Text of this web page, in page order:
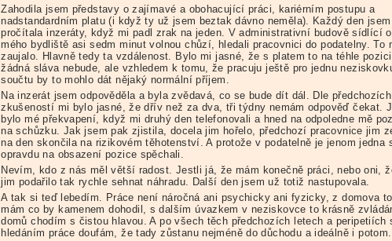
Zahodila jsem představy o zajímavé a obohacující práci, kariérním postupu a
nadstandardním platu (i když ty už jsem beztak dávno neměla). Každý den jsem
pročítala inzeráty, když mi padl zrak na jeden. V administrativní budově sídlící
mého bydliště asi sedm minut volnou chůzí, hledali pracovnici do podatelny. To
zaujalo. Hlavně tedy ta vzdálenost. Bylo mi jasné, že s platem to na téhle pozici
žádná sláva nebude, ale vzhledem k tomu, že pracuju ještě pro jednu
součtu by to mohlo dát nějaký normální příjem.
Na inzerát jsem odpověděla a byla zvědavá, co se bude dít dál. Dle předchozích
zkušeností mi bylo jasné, že dřív než za dva, tři týdny nemám odpověď čekat.
bylo mé překvapení, když mi druhý den telefonovali a hned na odpoledne mě
na schůzku. Jak jsem pak zjistila, docela jim hořelo, předchozí pracovnice jim
na den skončila na rizikovém těhotenství. A protože v podatelně je jenom jedna
opravdu na obsazení pozice spěchali.
Nevím, kdo z nás měl větší radost. Jestli já, že mám konečně práci, nebo oni,
jim podařilo tak rychle sehnat náhradu. Další den jsem už totiž nastupovala.
A tak si teď lebedím. Práce není náročná ani psychicky ani fyzicky, z domova to
mám co by kamenem dohodil, s dalším úvazkem v neziskovce to krásně
domů chodím s čistou hlavou. A po všech těch předchozích letech a peripetiích
hledáním práce doufám, že tady zůstanu nejméně do důchodu a ideálně i potom.